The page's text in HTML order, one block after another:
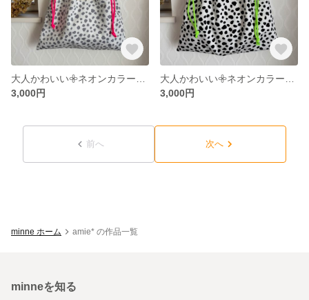
3,000円
3,000円
前へ 次へ
minne ホーム amie* の作品一覧
minneを知る